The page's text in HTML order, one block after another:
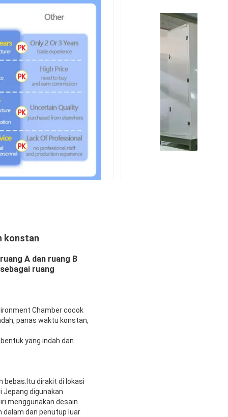
konstan
A dan ruang B
ruang
Chamber cocok
panas waktu konstan,
yang indah dan
bebas.Itu dirakit di lokasi
Jepang digunakan
menggunakan desain
dalam dan penutup luar